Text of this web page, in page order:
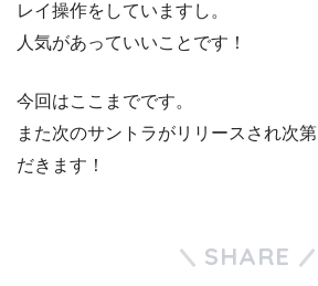
レイ操作をしていますし。
人気があっていいことです！
今回はここまでです。
また次のサントラがリリースされ次
だきます！
SHARE